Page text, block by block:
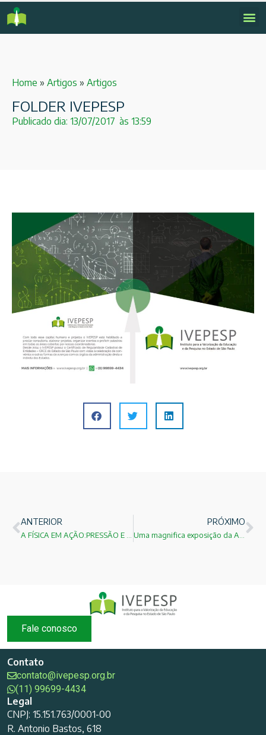
Home » Artigos » Artigos
FOLDER IVEPESP
Publicado dia: 13/07/2017 às 13:59
ANTERIOR PRÓXIMO
Fale conosco
Contato
contato@ivepesp.org.br
(11) 99699-4434
Legal
CNPJ: 15.151.763/0001-00
R. Antonio Bastos, 618